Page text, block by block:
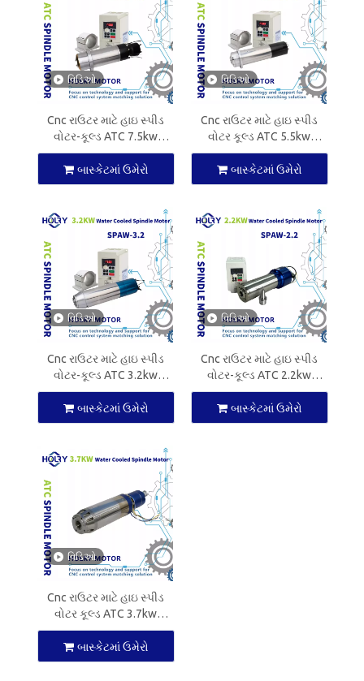
વિડિઓ
Cnc રાઉટર માટે હાઇ સ્પીડ
વોટર-કૂલ્ડ ATC 7.5kw
સ્પિન્ડલ મોટર ISO30 CNC
સ્પિન્ડલ
બાસ્કેટમાં ઉમેરો
વિડિઓ
Cnc રાઉટર માટે હાઇ સ્પીડ
વોટર કૂલ્ડ ATC 5.5kw
સ્પિન્ડલ મોટર ISO30 CNC
સ્પિન્ડલ
બાસ્કેટમાં ઉમેરો
વિડિઓ
Cnc રાઉટર માટે હાઇ સ્પીડ
વોટર-કૂલ્ડ ATC 3.2kw
સ્પિન્ડલ મોટર ISO30 CNC
સ્પિન્ડલ
બાસ્કેટમાં ઉમેરો
વિડિઓ
Cnc રાઉટર માટે હાઇ સ્પીડ
વોટર-કૂલ્ડ ATC 2.2kw
સ્પિન્ડલ મોટર ISO20 CNC
સ્પિન્ડલ
બાસ્કેટમાં ઉમેરો
વિડિઓ
Cnc રાઉટર માટે હાઇ સ્પીડ
વોટર કૂલ્ડ ATC 3.7kw
સ્પિન્ડલ મોટર ISO30 CNC
સ્પિન્ડલ
બાસ્કેટમાં ઉમેરો